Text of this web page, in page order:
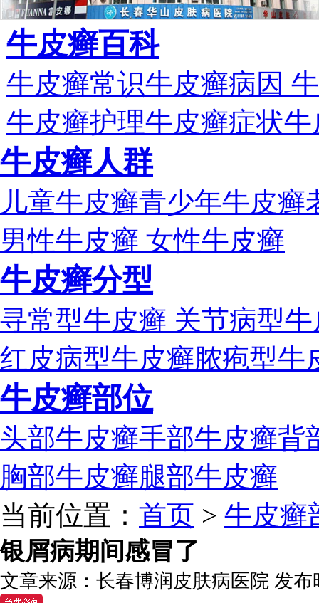
牛皮癣百科
牛皮癣常识牛皮癣病因
牛皮癣护理牛皮癣症状牛
牛皮癣人群
儿童牛皮癣青少年牛皮癣
男性牛皮癣 女性牛皮癣
牛皮癣分型
寻常型牛皮癣 关节病型
红皮病型牛皮癣脓疱型牛
牛皮癣部位
头部牛皮癣手部牛皮癣背
胸部牛皮癣腿部牛皮癣
当前位置： 首页 > 牛皮癣
银屑病期间感冒了
文章来源： 长春博润皮肤病医院 发布